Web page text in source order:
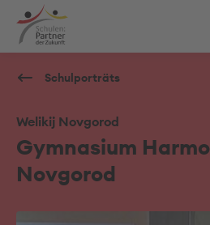
Schulporträts
Welikij Novgorod
Gymnasium
Novgorod